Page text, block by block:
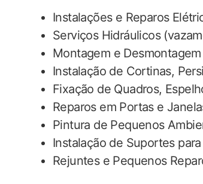
Instalações‍ e Reparos‍
Serviços Hidráulicos
Montagem e
Instalação de Cortinas,
Fixação de Quadros,
Reparos em Portas e
Pintura de Pequenos
Instalação de Suportes
Rejuntes e Pequenos